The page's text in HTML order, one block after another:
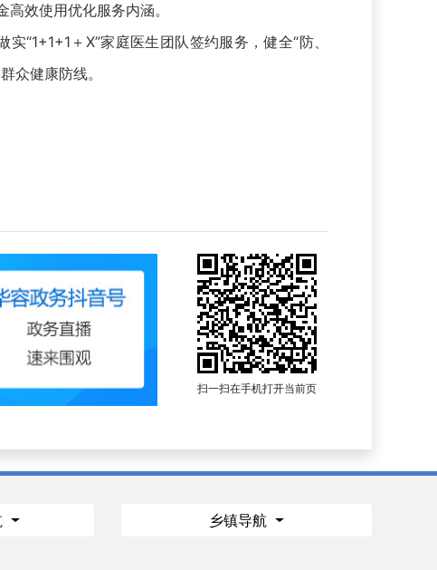
效使用优化服务内涵。
＋X”家庭医生团队签约服务，健全“防、
众健康防线。
扫一扫在手机打开当前页
乡镇导航